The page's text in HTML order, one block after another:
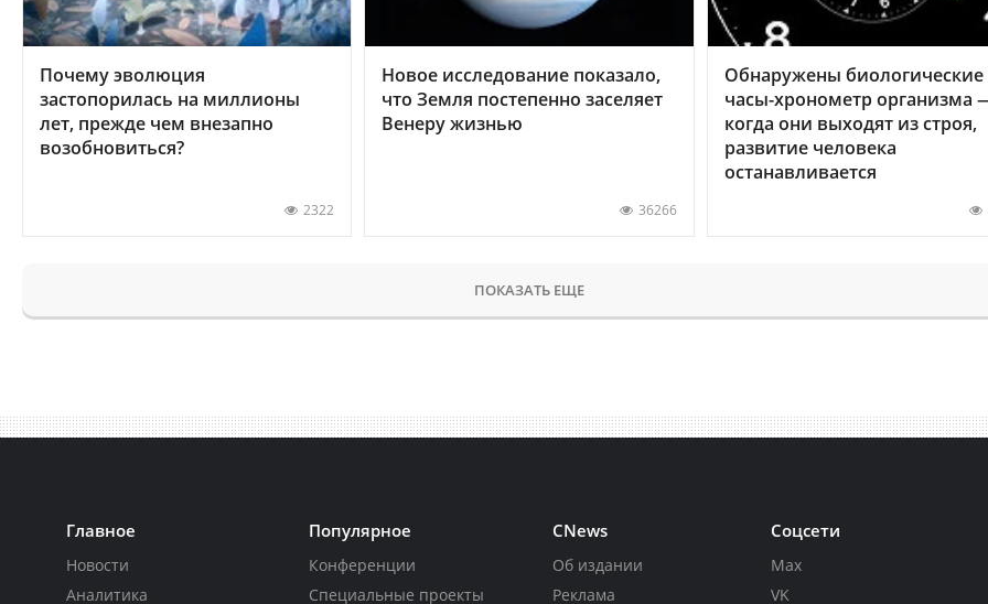
Почему эволюция
застопорилась на миллионы
лет, прежде чем внезапно
возобновиться?
2322
Новое исследование показало,
что Земля постепенно заселяет
Венеру жизнью
36266
Обнаружены биологические
часы-хронометр организма
когда они выходят из строя,
развитие человека
останавливается
ПОКАЗАТЬ ЕЩЕ
Главное
Новости
Аналитика
Популярное
Конференции
Специальные проекты
CNews
Об издании
Реклама
Соцсети
Max
VK